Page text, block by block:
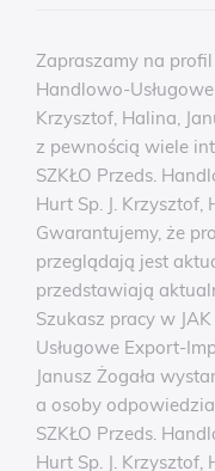
Zapraszamy na profil
Handlowo-
Krzysztof, Halina,
z pewnością wiele
SZKŁO Przeds.
Hurt Sp. J. Krzysztof,
Gwarantujemy, że
przeglądają jest
przedstawiają
Szukasz pracy w
Usługowe Export-
Janusz Żogała
a osoby
SZKŁO Przeds.
Hurt Sp. J. Krzysztof,